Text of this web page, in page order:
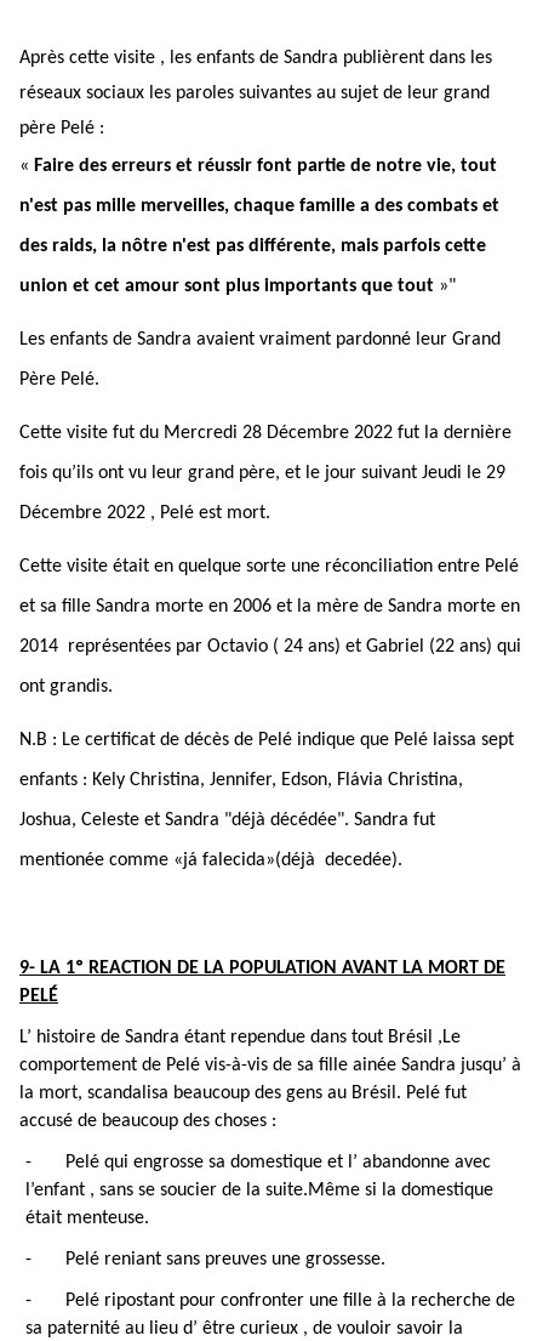
Après cette visite , les enfants de Sandra publièrent dans les
réseaux sociaux les paroles suivantes au sujet de leur grand
père Pelé :
« Faire des erreurs et réussir font partie de notre vie, tout
n'est pas mille merveilles, chaque famille a des combats et
des raids, la nôtre n'est pas différente, mais parfois cette
union et cet amour sont plus importants que tout »"
Les enfants de Sandra avaient vraiment pardonné leur Grand
Père Pelé.
Cette visite fut du Mercredi 28 Décembre 2022 fut la dernière
fois qu’ils ont vu leur grand père, et le jour suivant Jeudi le 29
Décembre 2022 , Pelé est mort.
Cette visite était en quelque sorte une réconciliation entre Pelé
et sa fille Sandra morte en 2006 et la mère de Sandra morte en
2014 représentées par Octavio ( 24 ans) et Gabriel (22 ans) qui
ont grandis.
N.B : Le certificat de décès de Pelé indique que Pelé laissa sept
enfants : Kely Christina, Jennifer, Edson, Flávia Christina,
Joshua, Celeste et Sandra "déjà décédée". Sandra fut
mentionée comme «já falecida»(déjà decedée).
9- LA 1º REACTION DE LA POPULATION AVANT LA MORT DE
PELÉ
L’ histoire de Sandra étant rependue dans tout Brésil ,Le
comportement de Pelé vis-à-vis de sa fille ainée Sandra jusqu’ à
la mort, scandalisa beaucoup des gens au Brésil. Pelé fut
accusé de beaucoup des choses :
-
Pelé qui engrosse sa domestique et l’ abandonne avec
l’enfant , sans se soucier de la suite.Même si la domestique
était menteuse.
- Pelé reniant sans preuves une grossesse.
-
Pelé ripostant pour confronter une fille à la recherche de
sa paternité au lieu d’ être curieux , de vouloir savoir la